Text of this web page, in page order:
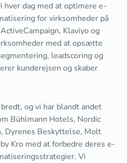
hver dag med at optimere e-
for virksomheder på
Klaviyo og
med at opsætte
leadscoring og
kunderejsen og skaber
og vi har blandt andet
Bühlmann Hotels, Nordic
Dyrenes Beskyttelse, Molt
Kro med at forbedre deres e-
Vi